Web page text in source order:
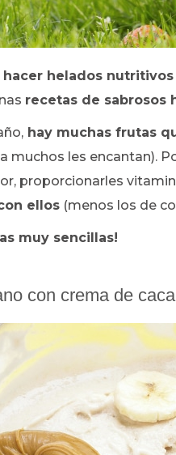
hacer helados
recetas de sabrosos
hay muchas frutas
muchos les encantan).
proporcionarles
ellos (menos los de
muy sencillas!
con crema de